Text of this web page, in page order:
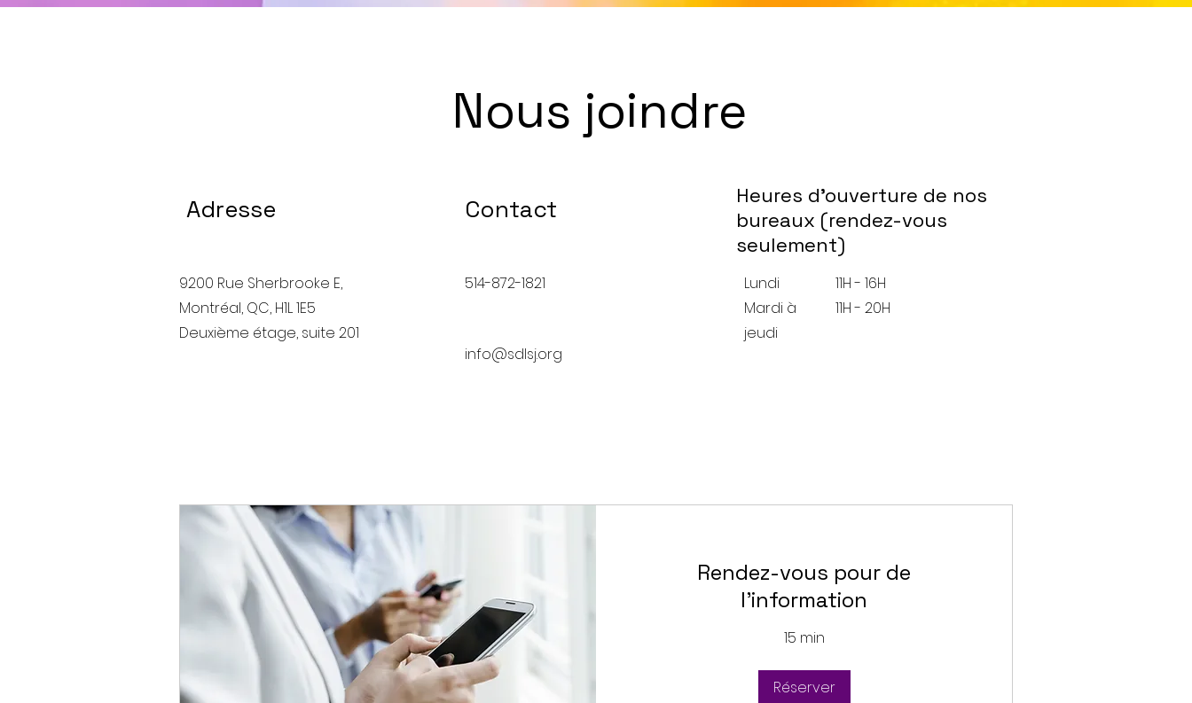
Nous joindre
Adresse
9200 Rue Sherbrooke E,
Montréal, QC, H1L 1E5
Deuxième étage, suite 201
Contact
514-872-1821
info@sdlsj.org
Heures d'ouverture de nos
bureaux (rendez-vous
seulement)
Lundi
Mardi à
jeudi
11H - 16H
11H - 20H
Rendez-vous pour de
l'information
15 min
Réserver